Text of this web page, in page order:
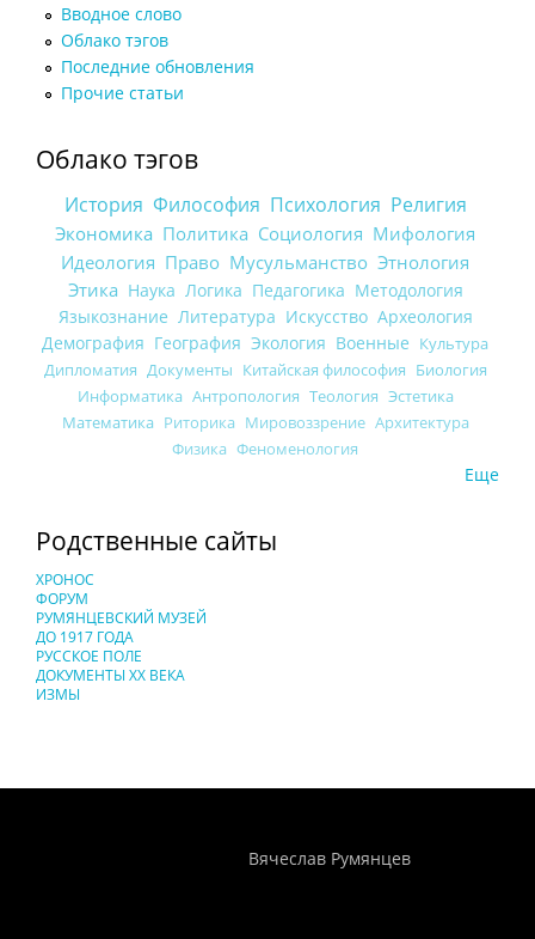
Вводное слово
Облако тэгов
Последние обновления
Прочие статьи
Облако тэгов
История Философия Психология Религия
Экономика Политика Социология Мифология
Идеология Право Мусульманство Этнология
Этика Наука Логика Педагогика Методология
Языкознание Литература Искусство Археология
Демография География Экология Военные Культура
Дипломатия Документы Китайская философия Биология
Информатика Антропология Теология Эстетика
Математика Риторика Мировоззрение Архитектура
Физика Феноменология
Еще
Родственные сайты
ХРОНОС
ФОРУМ
РУМЯНЦЕВСКИЙ МУЗЕЙ
ДО 1917 ГОДА
РУССКОЕ ПОЛЕ
ДОКУМЕНТЫ XX ВЕКА
ИЗМЫ
Вячеслав Румянцев